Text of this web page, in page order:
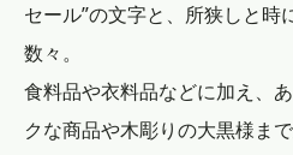
セール”の文字と、所狭しと時
数々。
食料品や衣料品などに加え、
クな商品や木彫りの大黒様ま